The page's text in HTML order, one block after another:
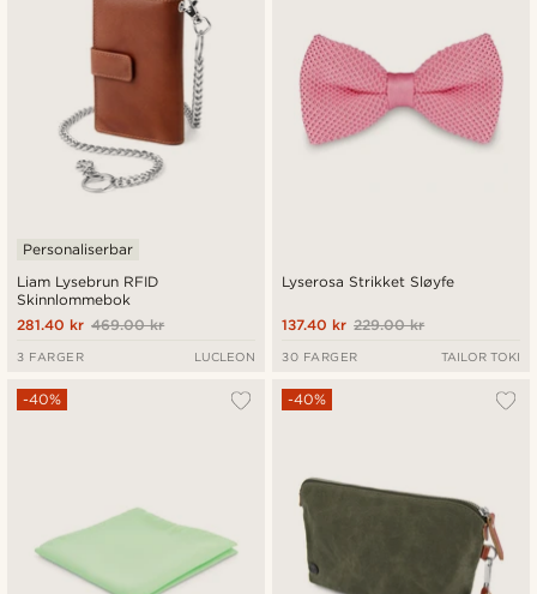
Liam Lysebrun RFID
Skinnlommebok
Personaliserbar
469.00 kr
281.40 kr
3 FARGER LUCLEON
Lyserosa Strikket Sløyfe
229.00 kr
137.40 kr
30 FARGER TAILOR TOKI
-40% -40%